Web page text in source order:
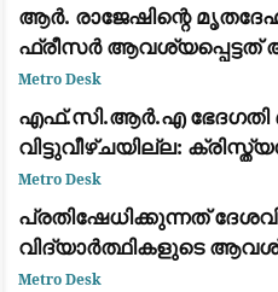
ആര്‍. രാജേഷിന്റെ
ഫ്രീസര്‍ ആവശ്യപ്പെട്ടത്
പയ്യന്നൂര്‍
ആരോപണം
Metro Desk
എഫ്.സി.ആർ.എ ഭേദഗതി
വിട്ടുവീഴ്ചയില്ല:
നേതൃത്വവുമായുള്ള
കേന്ദ്ര നിലപാട്
Metro Desk
പ്രതിഷേധിക്കുന്നത്
വിദ്യാർത്ഥികളുടെ
ആർ.എസ്.എസ് മേധാവി
Metro Desk